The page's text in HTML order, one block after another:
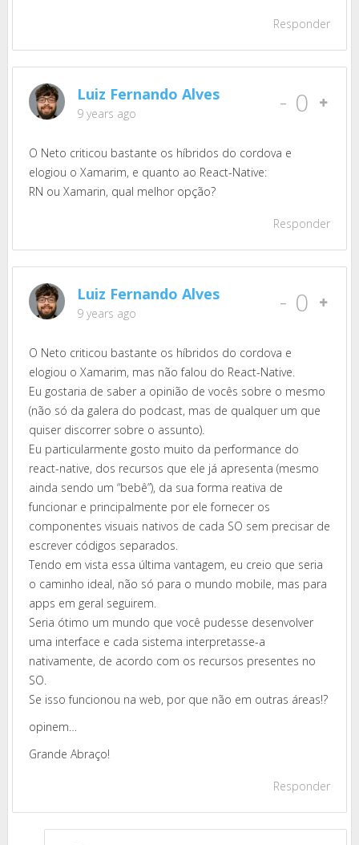
Responder
Luiz Fernando Alves
9 years ago - 0
O Neto criticou bastante os híbridos do cordova e
elogiou o Xamarim, e quanto ao React-Native:
RN ou Xamarin, qual melhor opção?
Responder
Luiz Fernando Alves
9 years ago - 0
O Neto criticou bastante os híbridos do cordova e
elogiou o Xamarim, mas não falou do React-Native.
Eu gostaria de saber a opinião de vocês sobre o mesmo
(não só da galera do podcast, mas de qualquer um que
quiser discorrer sobre o assunto).
Eu particularmente gosto muito da performance do
react-native, dos recursos que ele já apresenta (mesmo
ainda sendo um “bebê”), da sua forma reativa de
funcionar e principalmente por ele fornecer os
componentes visuais nativos de cada SO sem precisar de
escrever códigos separados.
Tendo em vista essa última vantagem, eu creio que seria
o caminho ideal, não só para o mundo mobile, mas para
apps em geral seguirem.
Seria ótimo um mundo que você pudesse desenvolver
uma interface e cada sistema interpretasse-a
nativamente, de acordo com os recursos presentes no
SO.
Se isso funcionou na web, por que não em outras áreas!?
opinem…
Grande Abraço!
Responder